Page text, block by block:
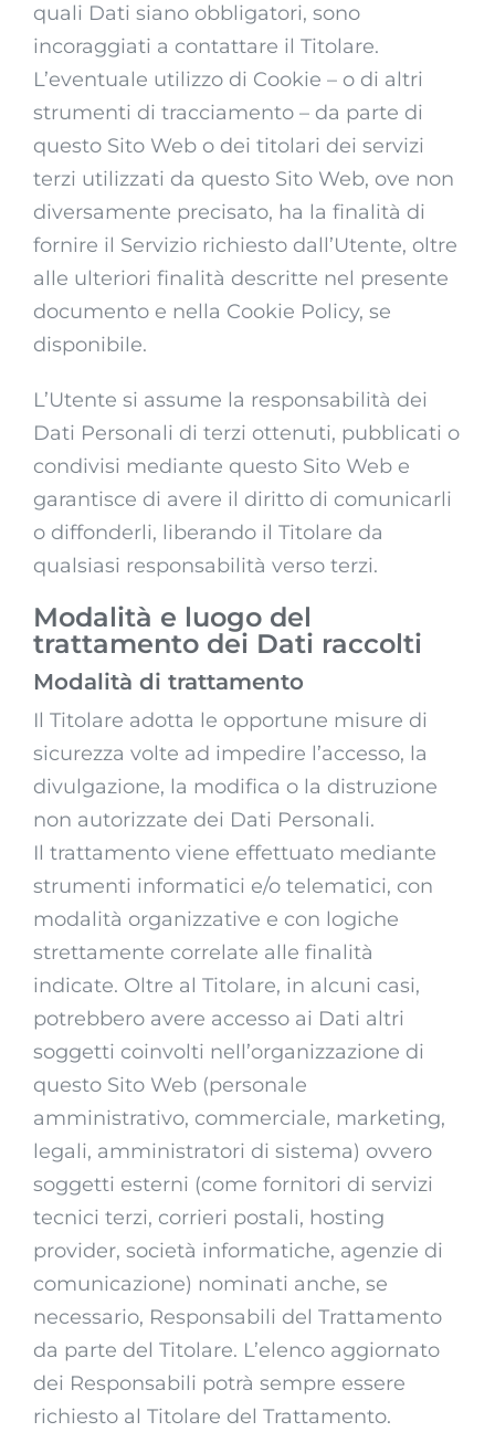
quali Dati siano obbligatori, sono
incoraggiati a contattare il Titolare.
L’eventuale utilizzo di Cookie – o di altri
strumenti di tracciamento – da parte di
questo Sito Web o dei titolari dei servizi
terzi utilizzati da questo Sito Web, ove non
diversamente precisato, ha la finalità di
fornire il Servizio richiesto dall’Utente, oltre
alle ulteriori finalità descritte nel presente
documento e nella Cookie Policy, se
disponibile.
L’Utente si assume la responsabilità dei
Dati Personali di terzi ottenuti, pubblicati o
condivisi mediante questo Sito Web e
garantisce di avere il diritto di comunicarli
o diffonderli, liberando il Titolare da
qualsiasi responsabilità verso terzi.
Modalità e luogo del
trattamento dei Dati raccolti
Modalità di trattamento
Il Titolare adotta le opportune misure di
sicurezza volte ad impedire l’accesso, la
divulgazione, la modifica o la distruzione
non autorizzate dei Dati Personali.
Il trattamento viene effettuato mediante
strumenti informatici e/o telematici, con
modalità organizzative e con logiche
strettamente correlate alle finalità
indicate. Oltre al Titolare, in alcuni casi,
potrebbero avere accesso ai Dati altri
soggetti coinvolti nell’organizzazione di
questo Sito Web (personale
amministrativo, commerciale, marketing,
legali, amministratori di sistema) ovvero
soggetti esterni (come fornitori di servizi
tecnici terzi, corrieri postali, hosting
provider, società informatiche, agenzie di
comunicazione) nominati anche, se
necessario, Responsabili del Trattamento
da parte del Titolare. L’elenco aggiornato
dei Responsabili potrà sempre essere
richiesto al Titolare del Trattamento.